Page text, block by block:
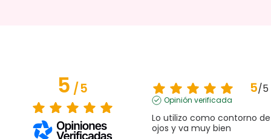
5/5 5/5
Opinión verificada
Lo utilizo como contorno de
ojos y va muy bien